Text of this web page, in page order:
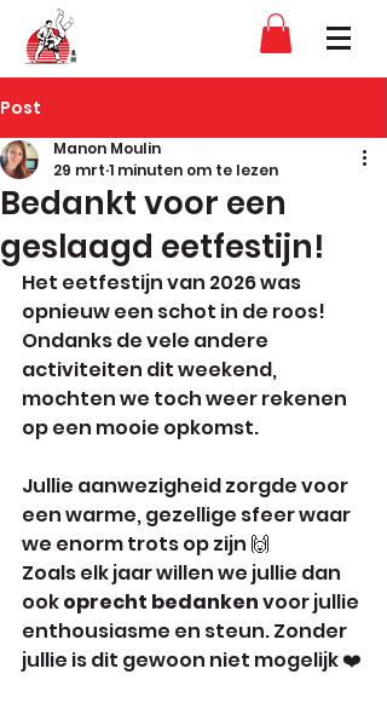
Post
Bedankt voor een
geslaagd eetfestijn!
Manon Moulin
29 mrt 1 minuten om te lezen
Het eetfestijn van 2026 was
opnieuw een schot in de roos!
Ondanks de vele andere
activiteiten dit weekend,
mochten we toch weer rekenen
op een mooie opkomst.
Jullie aanwezigheid zorgde voor
een warme, gezellige sfeer waar
we enorm trots op zijn 🙌
Zoals elk jaar willen we jullie dan
ook oprecht bedanken voor jullie
enthousiasme en steun. Zonder
jullie is dit gewoon niet mogelijk ❤️